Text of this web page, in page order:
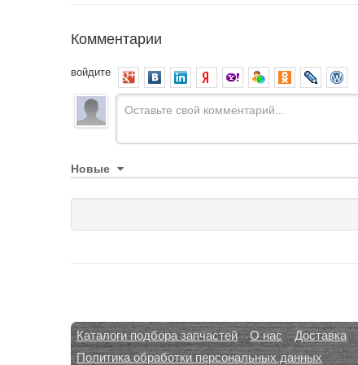
Комментарии
войдите
Новые
Каталоги подбора запчастей О нас Доставка
Политика обработки персональных данных